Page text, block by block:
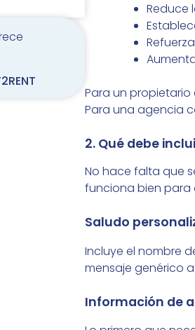
Reduce
Para un
Para una agencia
2. Qué debe
No hace falta que
funciona bien para
Saludo
Incluye el nombre
mensaje genérico
Información de